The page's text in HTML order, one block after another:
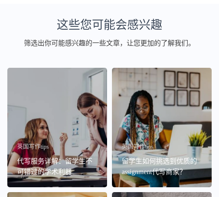
这些您可能会感兴趣
筛选出你可能感兴趣的一些文章，让您更加的了解我们。
英国写作tips
代写服务详解：留学生不
可错过的学术利器
英国写作tips
留学生如何挑选到优质的
assignment代写商家？